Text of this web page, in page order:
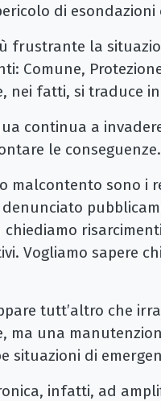
di esondazioni
frustrante la
Comune,
nei fatti, si traduce
continua a
le conseguenze.
malcontento sono i
chiediamo
Vogliamo sapere
tutt’altro che
ma una
situazioni di
infatti, ad